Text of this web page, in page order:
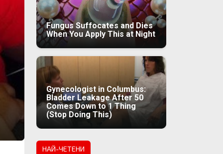
Fungus Suffocates and Dies
When You Apply This at Night
Gynecologist in Columbus:
Bladder Leakage After 50
Comes Down to 1 Thing
(Stop Doing This)
НАЙ-ЧЕТЕНИ